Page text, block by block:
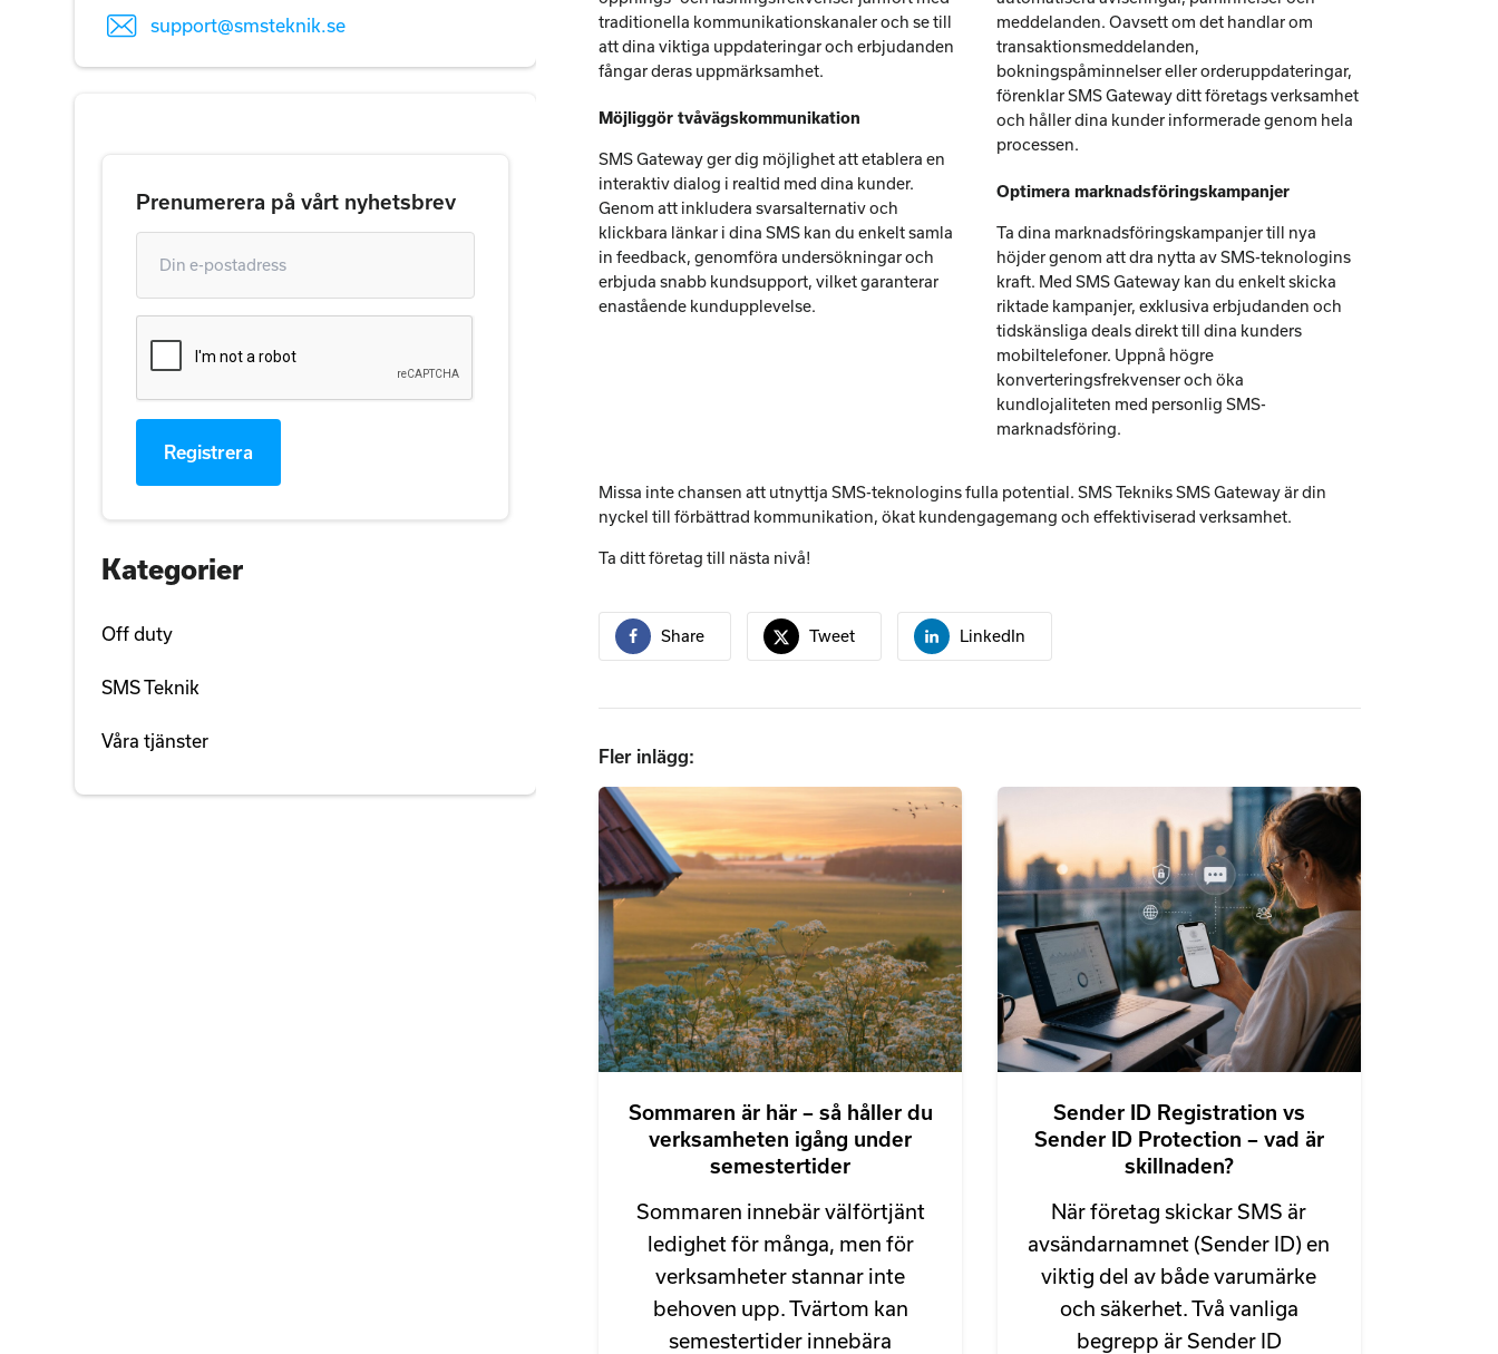
support@smsteknik.se
Prenumerera på vårt nyhetsbrev
Kategorier
Off duty
SMS Teknik
Våra tjänster
traditionella kommunikationskanaler och se till
att dina viktiga uppdateringar och erbjudanden
fångar deras uppmärksamhet.
Möjliggör tvåvägskommunikation
SMS Gateway ger dig möjlighet att etablera en
interaktiv dialog i realtid med dina kunder.
Genom att inkludera svarsalternativ och
klickbara länkar i dina SMS kan du enkelt samla
in feedback, genomföra undersökningar och
erbjuda snabb kundsupport, vilket garanterar
enastående kundupplevelse.
meddelanden. Oavsett om det handlar om
transaktionsmeddelanden,
bokningspåminnelser eller orderuppdateringar,
förenklar SMS Gateway ditt företags verksamhet
och håller dina kunder informerade genom hela
processen.
Optimera marknadsföringskampanjer
Ta dina marknadsföringskampanjer till nya
höjder genom att dra nytta av SMS-teknologins
kraft. Med SMS Gateway kan du enkelt skicka
riktade kampanjer, exklusiva erbjudanden och
tidskänsliga deals direkt till dina kunders
mobiltelefoner. Uppnå högre
konverteringsfrekvenser och öka
kundlojaliteten med personlig SMS-
marknadsföring.
Missa inte chansen att utnyttja SMS-teknologins fulla potential. SMS Tekniks SMS Gateway är din
nyckel till förbättrad kommunikation, ökat kundengagemang och effektiviserad verksamhet.
Ta ditt företag till nästa nivå!
Share Tweet LinkedIn
Fler inlägg:
Sommaren är här – så håller du
verksamheten igång under
semestertider
Sommaren innebär välförtjänt
ledighet för många, men för
verksamheter stannar inte
behoven upp. Tvärtom kan
semestertider innebära
Sender ID Registration vs
Sender ID Protection – vad är
skillnaden?
När företag skickar SMS är
avsändarnamnet (Sender ID) en
viktig del av både varumärke
och säkerhet. Två vanliga
begrepp är Sender ID